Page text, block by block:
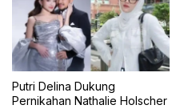
Putri Delina Dukung
Pernikahan Nathalie Holscher